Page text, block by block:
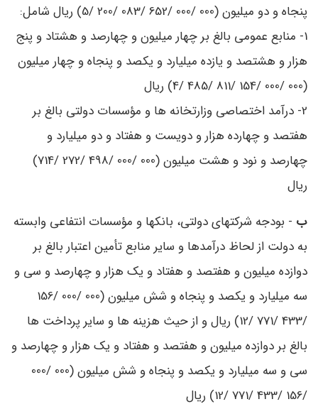
پنجاه و دو میلیون (000 /000 /652 /083 /200 /5) ریال شامل:
1- منابع عمومی بالغ بر چهار میلیون و چهارصد و هشتاد و پنج
هزار و هشتصد و یازده میلیارد و یکصد و پنجاه و چهار میلیون
(000 /000 /154 /811 /485 /4) ریال
2- درآمد اختصاصی وزارتخانه ‌ها و مؤسسات دولتی بالغ بر
هفتصد و چهارده هزار و دویست و هفتاد و دو میلیارد و
چهارصد و نود و هشت میلیون (000 /000 /498 /272 /714)
ریال
ب - بودجه شرکتهای دولتی، بانکها و مؤسسات انتفاعی وابسته
به دولت از لحاظ درآمدها و سایر منابع تأمین اعتبار بالغ بر
دوازده میلیون و هفتصد و هفتاد و یک هزار و چهارصد و سی و
سه میلیارد و یکصد و پنجاه و شش میلیون (000 /000 /156
/433 /771 /12) ریال و از حیث هزینه ‌ها و سایر پرداخت‌ ها
بالغ بر دوازده میلیون و هفتصد و هفتاد و یک هزار و چهارصد و
سی و سه میلیارد و یکصد و پنجاه و شش میلیون (000 /000
/156 /433 /771 /12) ریال